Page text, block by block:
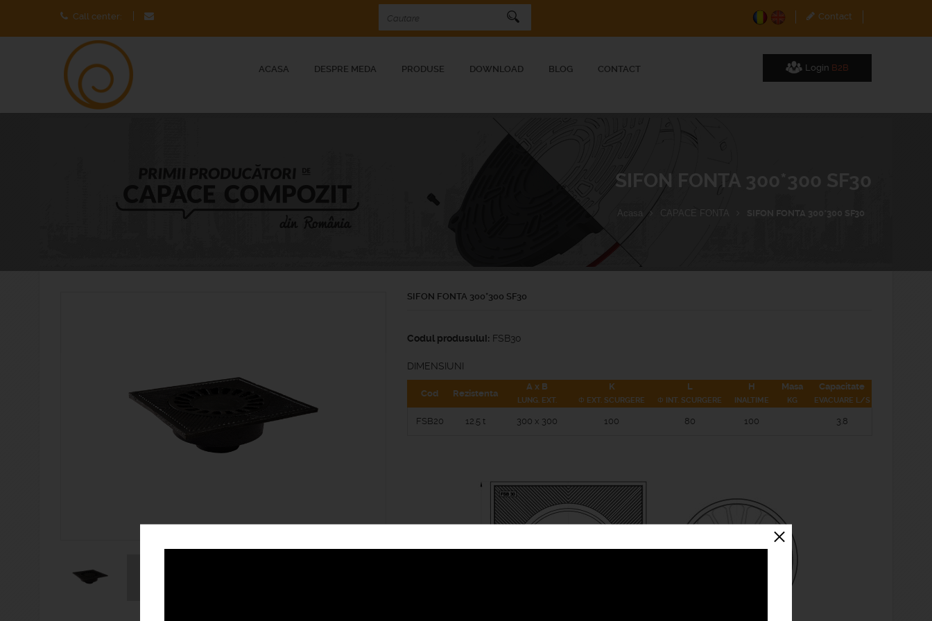
Call center: Contact
Login B2B
ACASA DESPRE MEDA PRODUSE DOWNLOAD BLOG CONTACT
SIFON FONTA 300*300 SF30
Acasa CAPACE FONTA SIFON FONTA 300*300 SF30
SIFON FONTA 300*300 SF30
Codul produsului: FSB30
DIMENSIUNI
Cod Rezistenta
A x B
LUNG. EXT.
K
Φ EXT. SCURGERE
L
Φ INT. SCURGERE
H
INALTIME
Masa
KG
Capacitate
EVACUARE L/S
FSB20 12.5 t 300 x 300 100 80 100 3.8